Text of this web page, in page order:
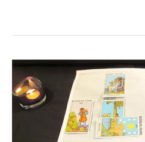
Tarot
karte
i
učenje